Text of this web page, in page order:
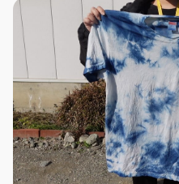
のインテリアボード作りをお楽しみくださ
るので、初心者の方でも安心
は、気軽にチャレンジしてみ
- - - - - - - - - - - - - - - - - - - - - - ♢対象年齢♢ 小学生以上～（低
学年のお子様は保護者の同伴が必要です。
4名様まで ♢SNSはこちら♢ 【公式ＨＰ】
https://suzunokiartd.com/ 【
https://www.instagram.com/
https://www.facebook.com/
https://twitter.com/